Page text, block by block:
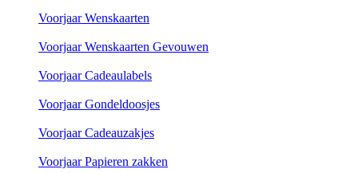
Voorjaar Wenskaarten
Voorjaar Wenskaarten Gevouwen
Voorjaar Cadeaulabels
Voorjaar Gondeldoosjes
Voorjaar Cadeauzakjes
Voorjaar Papieren zakken